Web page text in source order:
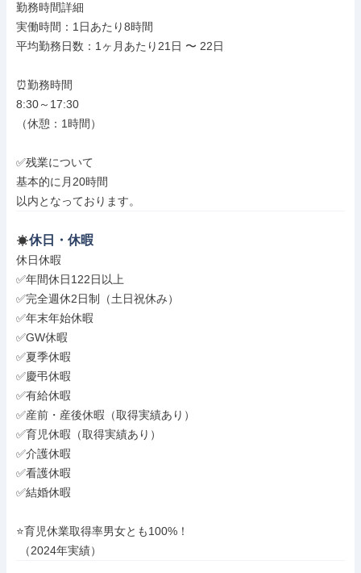
勤務時間詳細
実働時間：1日あたり8時間
平均勤務日数：1ヶ月あたり21日 〜 22日
⏰勤務時間
8:30～17:30
（休憩：1時間）
✅残業について
基本的に月20時間
以内となっております。
休日・休暇
休日休暇
✅年間休日122日以上
✅完全週休2日制（土日祝休み）
✅年末年始休暇
✅GW休暇
✅夏季休暇
✅慶弔休暇
✅有給休暇
✅産前・産後休暇（取得実績あり）
✅育児休暇（取得実績あり）
✅介護休暇
✅看護休暇
✅結婚休暇
⭐育児休業取得率男女とも100%！
（2024年実績）